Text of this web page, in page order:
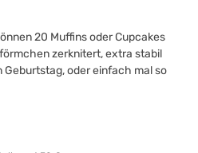
20 Muffins oder Cupcakes
zerknitert, extra stabil
oder einfach mal so